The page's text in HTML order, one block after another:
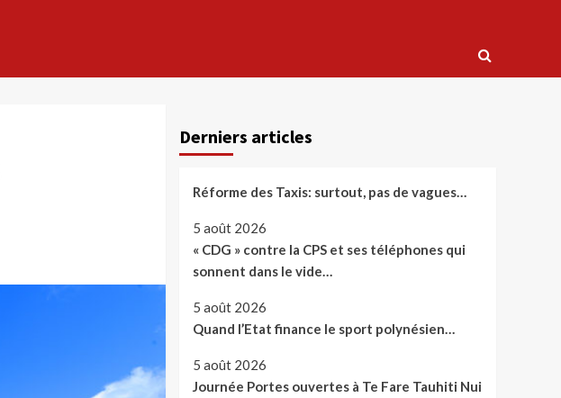
Derniers articles
Réforme des Taxis: surtout, pas de vagues…
5 août 2026
« CDG » contre la CPS et ses téléphones qui
sonnent dans le vide…
5 août 2026
Quand l’Etat finance le sport polynésien…
5 août 2026
Journée Portes ouvertes à Te Fare Tauhiti Nui